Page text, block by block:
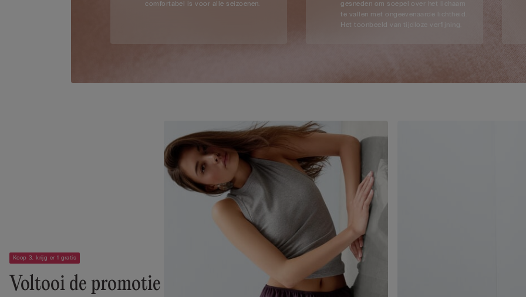
comfortabel is voor alle seizoenen.
gesneden om soepel over het lichaam
te vallen met ongeëvenaarde lichtheid.
Het toonbeeld van tijdloze verfijning.
Koop 3, krijg er 1 gratis
Voltooi de promotie